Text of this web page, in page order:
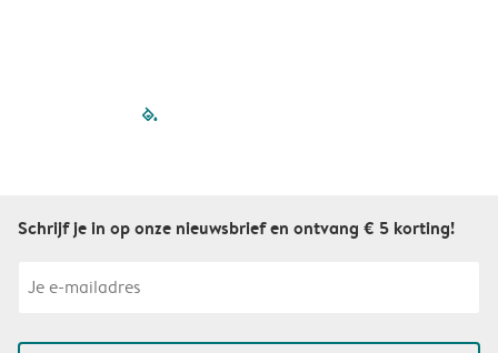
filled-pagination
Schrijf je in op onze nieuwsbrief en ontvang € 5 korting!